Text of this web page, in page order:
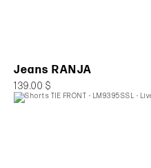
Jeans RANJA
139.00 $